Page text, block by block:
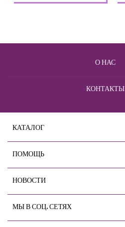
О НАС
КОНТАКТЫ
КАТАЛОГ
ПОМОЩЬ
НОВОСТИ
МЫ В СОЦ. СЕТЯХ